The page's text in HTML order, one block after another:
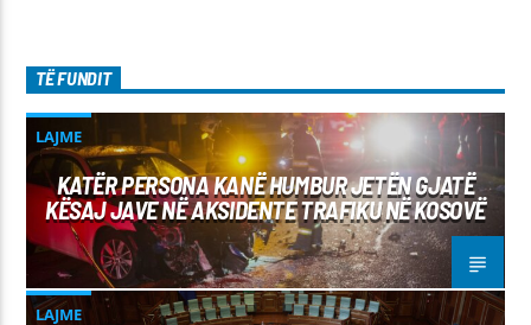
TË FUNDIT
LAJME
KATËR PERSONA KANË HUMBUR JETËN GJATË
KËSAJ JAVE NË AKSIDENTE TRAFIKU NË KOSOVË
LAJME